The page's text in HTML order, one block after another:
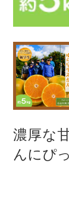
濃厚な
んにぴ